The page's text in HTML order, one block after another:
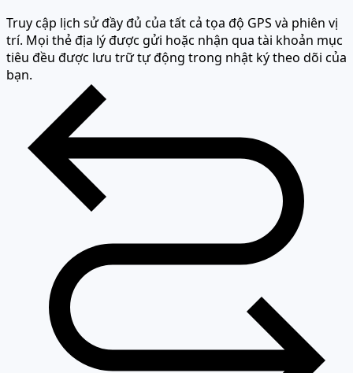
Truy cập lịch sử đầy đủ của tất cả tọa độ GPS và phiên vị
trí. Mọi thẻ địa lý được gửi hoặc nhận qua tài khoản mục
tiêu đều được lưu trữ tự động trong nhật ký theo dõi của
bạn.